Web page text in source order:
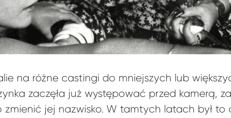
na różne castingi do mniejszych lub
zaczęła już występować przed kamerą,
jej nazwisko. W tamtych latach był to